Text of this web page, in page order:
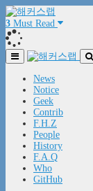
3 Must Read
News
Notice
Geek
Contrib
F.H.Z
People
History
F.A.Q
Who
GitHub